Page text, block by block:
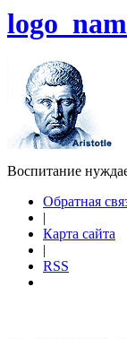
Воспитание
Обратная
|
Карта сайта
|
RSS